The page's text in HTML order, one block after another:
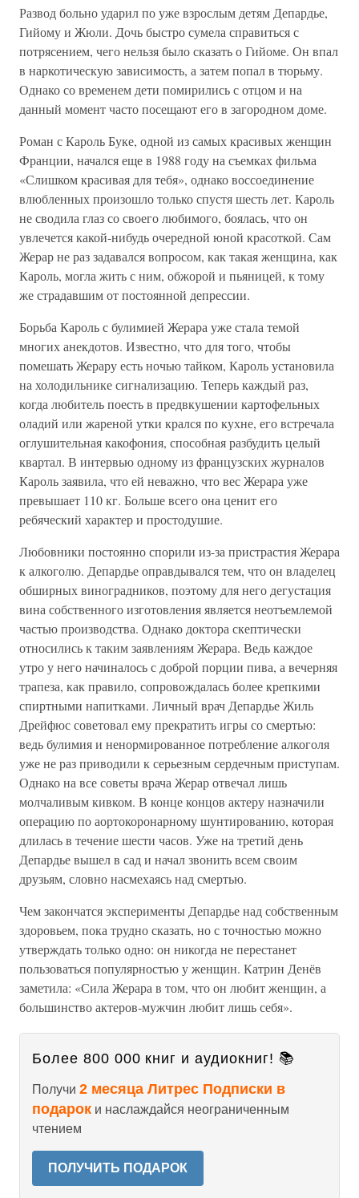
Развод больно ударил по уже взрослым детям Депардье,
Гийому и Жюли. Дочь быстро сумела справиться с
потрясением, чего нельзя было сказать о Гийоме. Он впал
в наркотическую зависимость, а затем попал в тюрьму.
Однако со временем дети помирились с отцом и на
данный момент часто посещают его в загородном доме.
Роман с Кароль Буке, одной из самых красивых женщин
Франции, начался еще в 1988 году на съемках фильма
«Слишком красивая для тебя», однако воссоединение
влюбленных произошло только спустя шесть лет. Кароль
не сводила глаз со своего любимого, боялась, что он
увлечется какой-нибудь очередной юной красоткой. Сам
Жерар не раз задавался вопросом, как такая женщина, как
Кароль, могла жить с ним, обжорой и пьяницей, к тому
же страдавшим от постоянной депрессии.
Борьба Кароль с булимией Жерара уже стала темой
многих анекдотов. Известно, что для того, чтобы
помешать Жерару есть ночью тайком, Кароль установила
на холодильнике сигнализацию. Теперь каждый раз,
когда любитель поесть в предвкушении картофельных
оладий или жареной утки крался по кухне, его встречала
оглушительная какофония, способная разбудить целый
квартал. В интервью одному из французских журналов
Кароль заявила, что ей неважно, что вес Жерара уже
превышает 110 кг. Больше всего она ценит его
ребяческий характер и простодушие.
Любовники постоянно спорили из-за пристрастия Жерара
к алкоголю. Депардье оправдывался тем, что он владелец
обширных виноградников, поэтому для него дегустация
вина собственного изготовления является неотъемлемой
частью производства. Однако доктора скептически
относились к таким заявлениям Жерара. Ведь каждое
утро у него начиналось с доброй порции пива, а вечерняя
трапеза, как правило, сопровождалась более крепкими
спиртными напитками. Личный врач Депардье Жиль
Дрейфюс советовал ему прекратить игры со смертью:
ведь булимия и ненормированное потребление алкоголя
уже не раз приводили к серьезным сердечным приступам.
Однако на все советы врача Жерар отвечал лишь
молчаливым кивком. В конце концов актеру назначили
операцию по аортокоронарному шунтированию, которая
длилась в течение шести часов. Уже на третий день
Депардье вышел в сад и начал звонить всем своим
друзьям, словно насмехаясь над смертью.
Чем закончатся эксперименты Депардье над собственным
здоровьем, пока трудно сказать, но с точностью можно
утверждать только одно: он никогда не перестанет
пользоваться популярностью у женщин. Катрин Денёв
заметила: «Сила Жерара в том, что он любит женщин, а
большинство актеров-мужчин любит лишь себя».
Более 800 000 книг и аудиокниг! 📚
Получи 2 месяца Литрес Подписки в
подарок и наслаждайся неограниченным
чтением
ПОЛУЧИТЬ ПОДАРОК